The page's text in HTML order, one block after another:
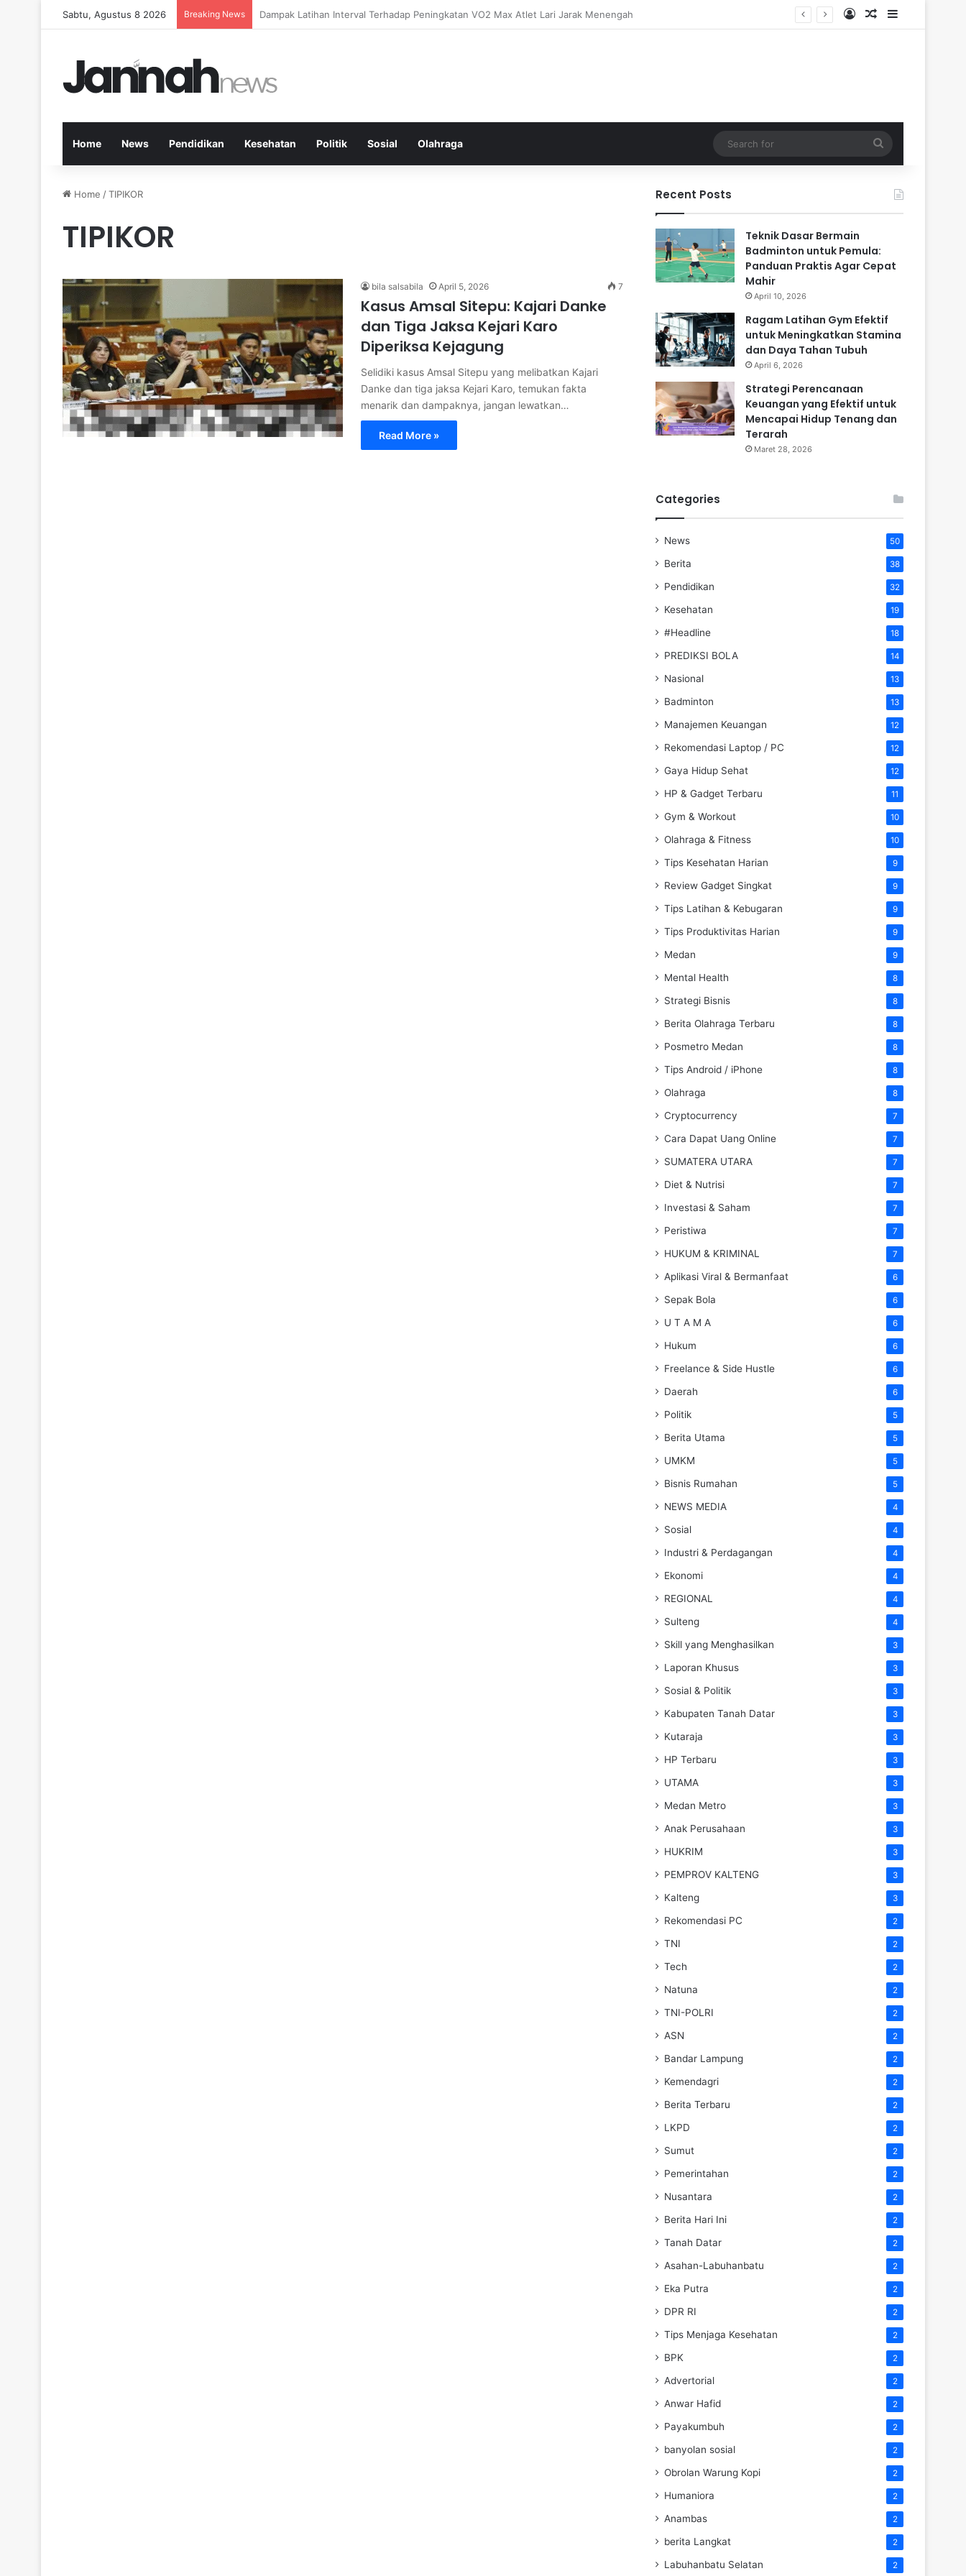
Sabtu, Agustus 8 2026 Breaking News Kesehatan Mental: Menggali Hubungan Antara Pikiran, Tubuh, dan Emosi secara Mendalam Log InRandom Article
Sidebar
Home News Pendidikan Kesehatan Politik Sosial Olahraga
for
Home /TIPIKOR
TIPIKOR
bila salsabila April 5, 2026 7
Kasus Amsal Sitepu: Kajari Danke
dan Tiga Jaksa Kejari Karo
Diperiksa Kejagung
Selidiki kasus Amsal Sitepu yang melibatkan Kajari
Danke dan tiga jaksa Kejari Karo, temukan fakta
menarik dan dampaknya, jangan lewatkan…
Read More »
Recent Posts
Teknik Dasar Bermain
Badminton untuk Pemula:
Panduan Praktis Agar Cepat
Mahir
April 10, 2026
Ragam Latihan Gym Efektif
untuk Meningkatkan Stamina
dan Daya Tahan Tubuh
April 6, 2026
Strategi Perencanaan
Keuangan yang Efektif untuk
Mencapai Hidup Tenang dan
Terarah
Maret 28, 2026
Categories
News 50
Berita 38
Pendidikan 32
Kesehatan 19
#Headline 18
PREDIKSI BOLA 14
Nasional 13
Badminton 13
Manajemen Keuangan 12
Rekomendasi Laptop / PC 12
Gaya Hidup Sehat 12
HP & Gadget Terbaru 11
Gym & Workout 10
Olahraga & Fitness 10
Tips Kesehatan Harian 9
Review Gadget Singkat 9
Tips Latihan & Kebugaran 9
Tips Produktivitas Harian 9
Medan 9
Mental Health 8
Strategi Bisnis 8
Berita Olahraga Terbaru 8
Posmetro Medan 8
Tips Android / iPhone 8
Olahraga 8
Cryptocurrency 7
Cara Dapat Uang Online 7
SUMATERA UTARA 7
Diet & Nutrisi 7
Investasi & Saham 7
Peristiwa 7
HUKUM & KRIMINAL 7
Aplikasi Viral & Bermanfaat 6
Sepak Bola 6
U T A M A 6
Hukum 6
Freelance & Side Hustle 6
Daerah 6
Politik 5
Berita Utama 5
UMKM 5
Bisnis Rumahan 5
NEWS MEDIA 4
Sosial 4
Industri & Perdagangan 4
Ekonomi 4
REGIONAL 4
Sulteng 4
Skill yang Menghasilkan 3
Laporan Khusus 3
Sosial & Politik 3
Kabupaten Tanah Datar 3
Kutaraja 3
HP Terbaru 3
UTAMA 3
Medan Metro 3
Anak Perusahaan 3
HUKRIM 3
PEMPROV KALTENG 3
Kalteng 3
Rekomendasi PC 2
TNI 2
Tech 2
Natuna 2
TNI-POLRI 2
ASN 2
Bandar Lampung 2
Kemendagri 2
Berita Terbaru 2
LKPD 2
Sumut 2
Pemerintahan 2
Nusantara 2
Berita Hari Ini 2
Tanah Datar 2
Asahan-Labuhanbatu 2
Eka Putra 2
DPR RI 2
Tips Menjaga Kesehatan 2
BPK 2
Advertorial 2
Anwar Hafid 2
Payakumbuh 2
banyolan sosial 2
Obrolan Warung Kopi 2
Humaniora 2
Anambas 2
berita Langkat 2
Labuhanbatu Selatan 2